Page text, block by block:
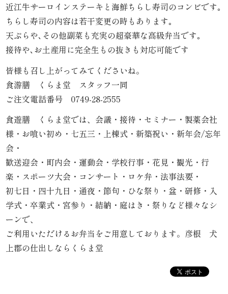
弁
当
詰
弁
当
席
料
理
オ
近江牛サーロインステーキと海鮮ちらし寿司のコンビです｡
ちらし寿司の内容は若干変更の時もあります｡
天ぷらや､その他副菜も充実の超豪華な高級弁当です｡
接待や､お土産用に完全生もの抜きも対応可能です
皆様も召し上がってみてくださいね。
食游膳 くらま堂 スタッフ一同
ご注文電話番号 0749-28-2555
食遊膳 くらま堂では、会議・接待・セミナー・製薬会社
様・お喰い初め・七五三・上棟式・新築祝い・新年会/忘年
会・
歓送迎会・町内会・運動会・学校行事・花見・観光・行
楽・スポーツ大会・コンサート・ロケ弁・法事法要・
初七日・四十九日・通夜・節句・ひな祭り・盆・研修・入
学式・卒業式・宮参り・結納・庭はき・祭りなど様々なシ
ーンで、
ご利用いただけるお弁当をご用意しております。彦根 犬
上郡の仕出しならくらま堂